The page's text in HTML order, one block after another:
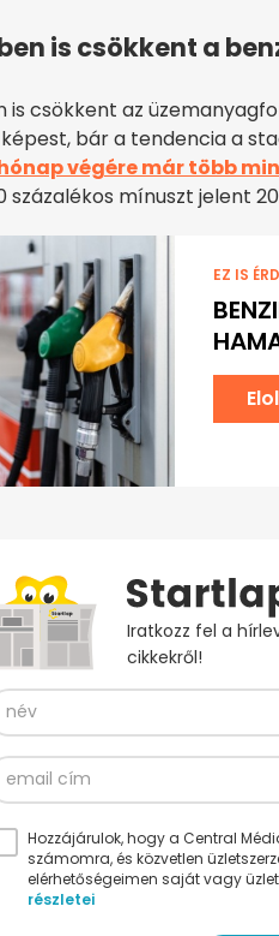
is csökkent a
is csökkent az
bár a tendencia a
végére már több
százalékos mínuszt jelent
EZ IS
Iratkozz fel a
cikkekről!
Hozzájárulok, hogy a Central
számomra, és közvetlen
elérhetőségeimen saját vagy
részletei